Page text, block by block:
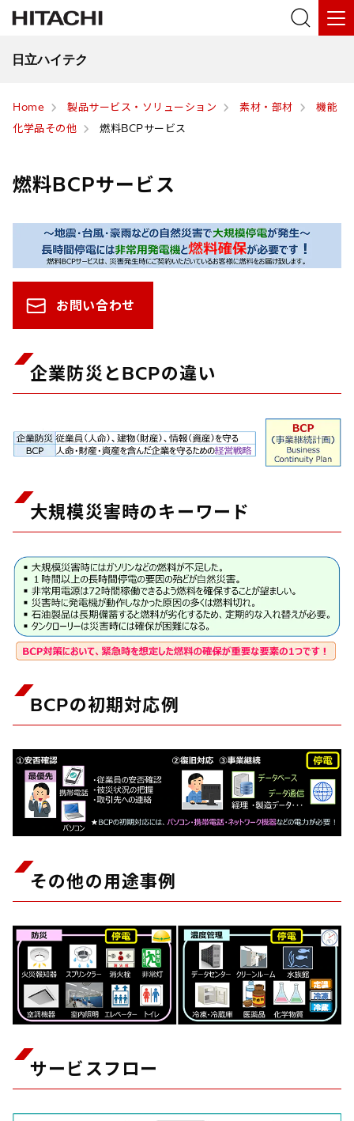
日立ハイテク
Home 製品サービス・ソリューション 素材・部材
機能
化学品その他
燃料BCPサービス
燃料BCPサービス
お問い合わせ
企業防災とBCPの違い
大規模災害時のキーワード
BCPの初期対応例
その他の用途事例
サービスフロー